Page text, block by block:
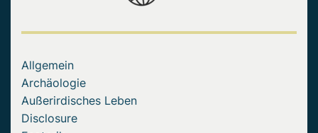
Allgemein
Archäologie
Außerirdisches Leben
Disclosure